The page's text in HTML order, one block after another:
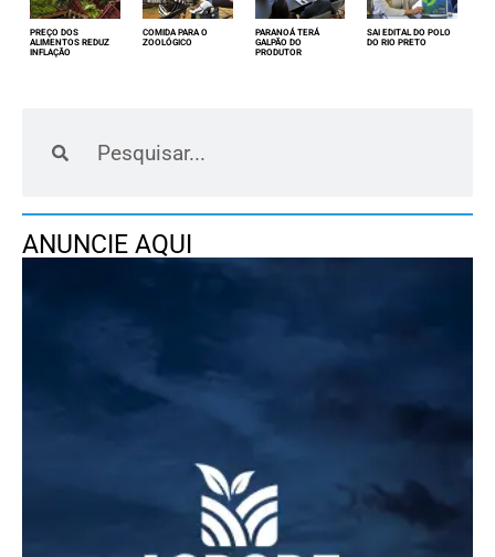
PREÇO DOS
ALIMENTOS REDUZ
INFLAÇÃO
COMIDA PARA O
ZOOLÓGICO
PARANOÁ TERÁ
GALPÃO DO
PRODUTOR
SAI EDITAL DO POLO
DO RIO PRETO
ANUNCIE AQUI